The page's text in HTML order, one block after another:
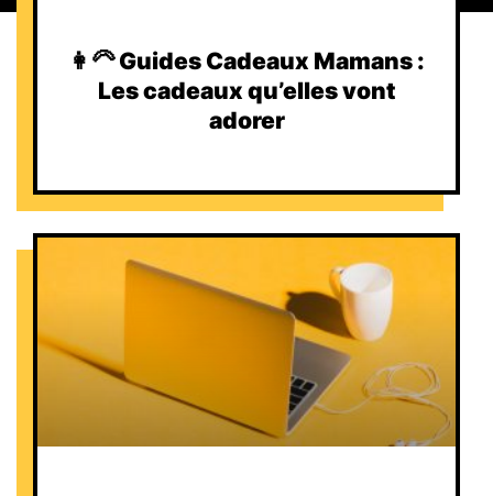
👩‍🦳 Guides Cadeaux Mamans :
Les cadeaux qu’elles vont
adorer